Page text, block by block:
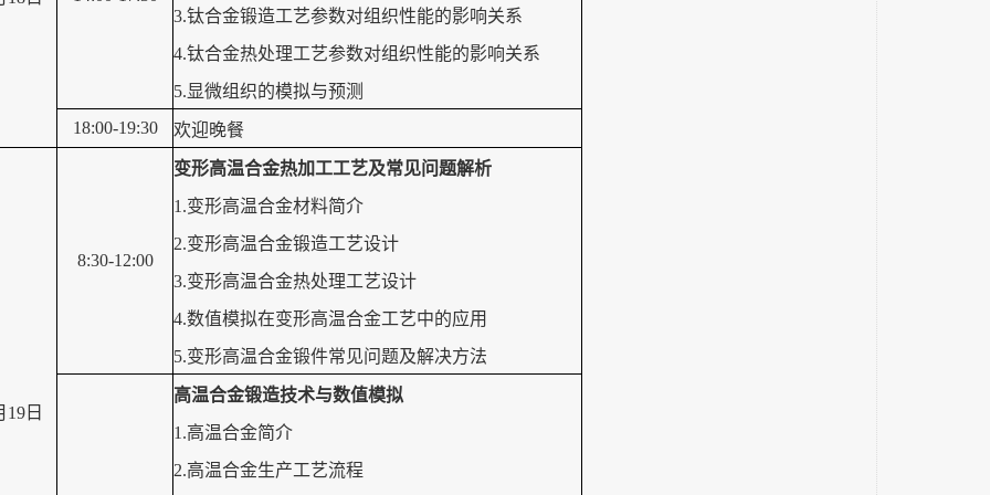
3.钛合金锻造工艺参数对组织性能的影响关系
4.钛合金热处理工艺参数对组织性能的影响关系
5.显微组织的模拟与预测
18:00-19:30
欢迎晚餐
19日
8:30-12:00
变形高温合金热加工工艺及常见问题解析
1.变形高温合金材料简介
2.变形高温合金锻造工艺设计
3.变形高温合金热处理工艺设计
4.数值模拟在变形高温合金工艺中的应用
5.变形高温合金锻件常见问题及解决方法
高温合金锻造技术与数值模拟
1.高温合金简介
2.高温合金生产工艺流程